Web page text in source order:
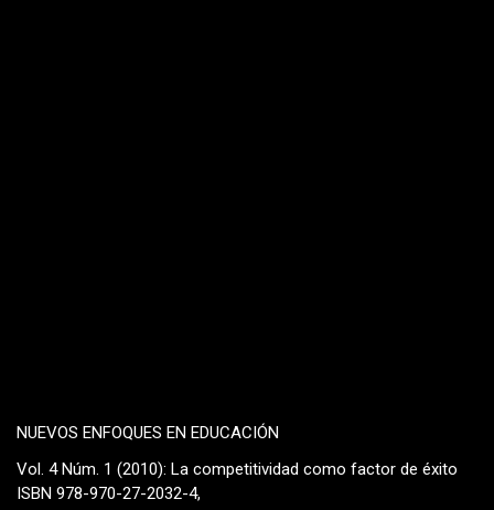
NUEVOS ENFOQUES EN EDUCACIÓN
Vol. 4 Núm. 1 (2010): La competitividad como factor de éxito
ISBN 978-970-27-2032-4,